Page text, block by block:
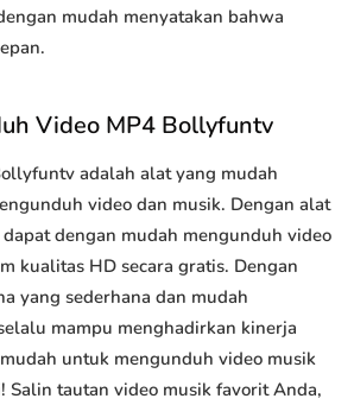
mudah menyatakan bahwa
Video MP4 Bollyfuntv
adalah alat yang mudah
video dan musik. Dengan alat
dengan mudah mengunduh video
kualitas HD secara gratis. Dengan
yang sederhana dan mudah
mampu menghadirkan kinerja
untuk mengunduh video musik
Salin tautan video musik favorit Anda,